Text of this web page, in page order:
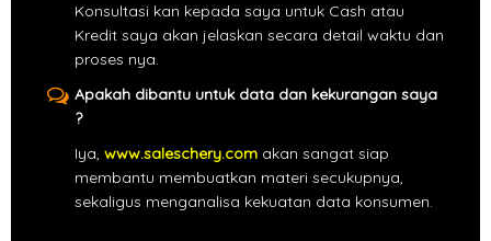
Konsultasi kan kepada saya untuk Cash atau
Kredit saya akan jelaskan secara detail waktu dan
proses nya.
Apakah dibantu untuk data dan kekurangan saya
?
Iya, www.saleschery.com akan sangat siap
membantu membuatkan materi secukupnya,
sekaligus menganalisa kekuatan data konsumen.